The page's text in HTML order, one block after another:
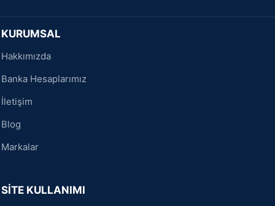
KURUMSAL
Hakkımızda
Banka Hesaplarımız
İletişim
Blog
Markalar
SİTE KULLANIMI